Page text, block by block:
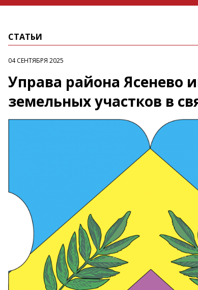
СТАТЬИ
04 СЕНТЯБРЯ 2025
Управа района Ясенево
земельных участков в